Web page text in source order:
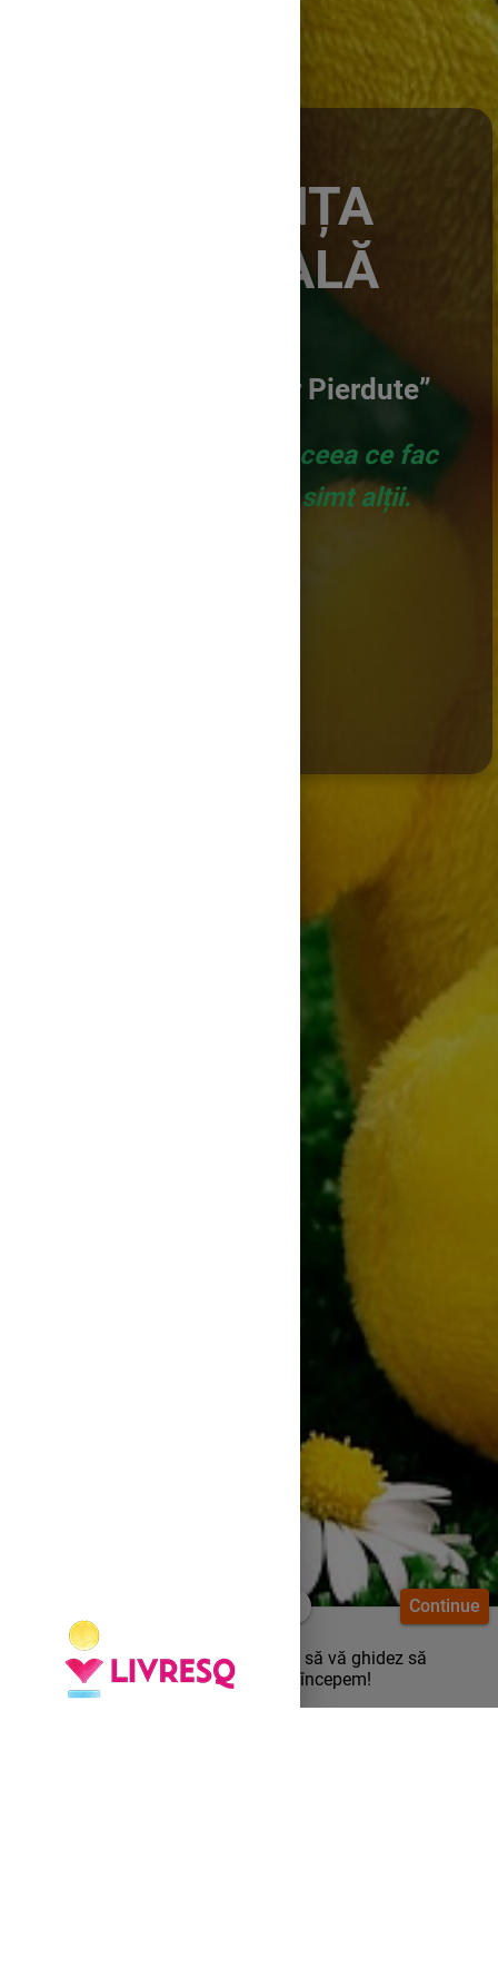
Bună! Numele meu este Tatiana și o să vă ghidez să
parcurgem împreună acest curs. Să începem!
Continue
INTELIGENȚA
EMOȚIONALĂ
„Misiunea Emoțiilor Pierdute”
Un om poate stăpâni ceea ce fac
alții, dar niciodată ce simt alții.